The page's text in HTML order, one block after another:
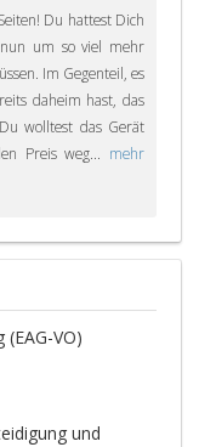
Du hattest Dich
um so viel mehr
Im Gegenteil, es
daheim hast, das
wolltest das Gerät
Preis weg... mehr
VO)
und